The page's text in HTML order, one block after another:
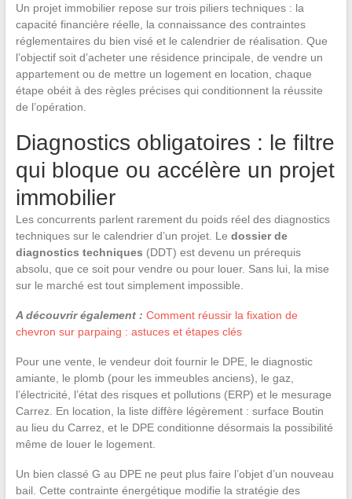
Un projet immobilier repose sur trois piliers techniques : la
capacité financière réelle, la connaissance des contraintes
réglementaires du bien visé et le calendrier de réalisation. Que
l’objectif soit d’acheter une résidence principale, de vendre un
appartement ou de mettre un logement en location, chaque
étape obéit à des règles précises qui conditionnent la réussite
de l’opération.
Diagnostics obligatoires : le filtre
qui bloque ou accélère un projet
immobilier
Les concurrents parlent rarement du poids réel des diagnostics
techniques sur le calendrier d’un projet. Le dossier de
diagnostics techniques (DDT) est devenu un prérequis
absolu, que ce soit pour vendre ou pour louer. Sans lui, la mise
sur le marché est tout simplement impossible.
A découvrir également : Comment réussir la fixation de
chevron sur parpaing : astuces et étapes clés
Pour une vente, le vendeur doit fournir le DPE, le diagnostic
amiante, le plomb (pour les immeubles anciens), le gaz,
l’électricité, l’état des risques et pollutions (ERP) et le mesurage
Carrez. En location, la liste diffère légèrement : surface Boutin
au lieu du Carrez, et le DPE conditionne désormais la possibilité
même de louer le logement.
Un bien classé G au DPE ne peut plus faire l’objet d’un nouveau
bail. Cette contrainte énergétique modifie la stratégie des